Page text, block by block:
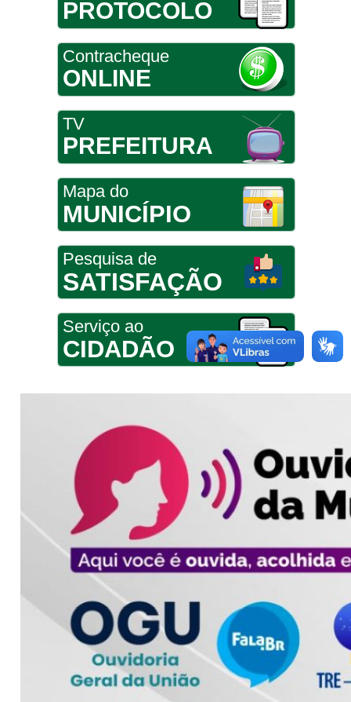
PROTOCOLO
Contracheque
ONLINE
TV
PREFEITURA
Mapa do
MUNICÍPIO
Pesquisa de
SATISFAÇÃO
Serviço ao
CIDADÃO